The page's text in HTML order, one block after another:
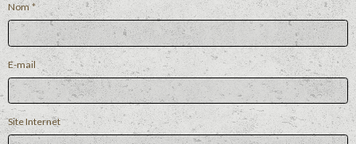
Nom
E-mail
Site Internet